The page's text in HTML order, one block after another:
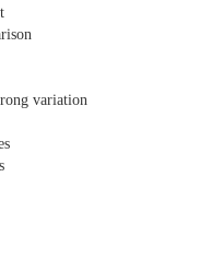
variation